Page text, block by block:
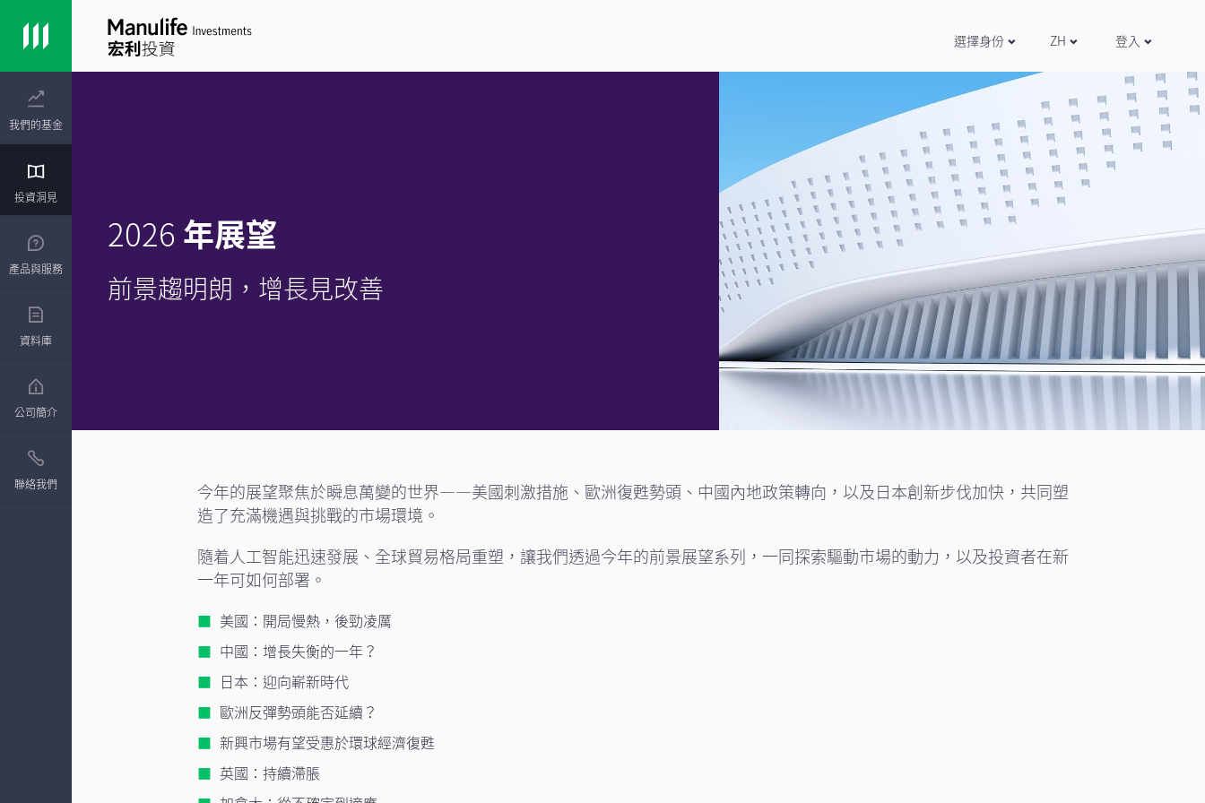
我們的基金
投資洞見
產品與服務
資料庫
公司簡介
聯絡我們
選擇身份 ZH 登入
2026 年展望
前景趨明朗，增長見改善
今年的展望聚焦於瞬息萬變的世界——美國刺激措施、歐洲復甦勢頭、中國內地政策轉向，以及日本創新步伐加快，共同塑
造了充滿機遇與挑戰的市場環境。
隨着人工智能迅速發展、全球貿易格局重塑，讓我們透過今年的前景展望系列，一同探索驅動市場的動力，以及投資者在新
一年可如何部署。
美國：開局慢熱，後勁凌厲
中國：增長失衡的一年？
日本：迎向嶄新時代
歐洲反彈勢頭能否延續？
新興市場有望受惠於環球經濟復甦
英國：持續滯脹